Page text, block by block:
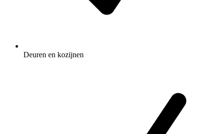
Deuren en kozijnen